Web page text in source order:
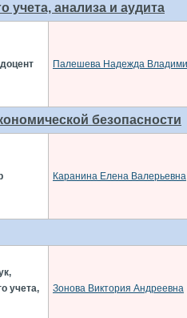
учета, анализа и аудита
Палешева Надежда
безопасности
Каранина Елена Валерьевна
учета,
Зонова Виктория Андреевна